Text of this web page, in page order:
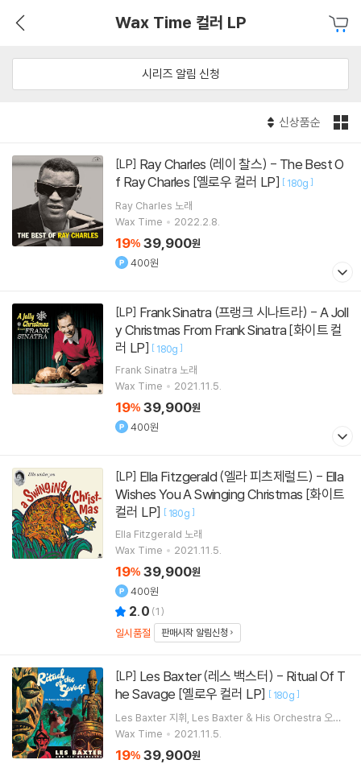
Wax Time 컬러 LP
시리즈 알림 신청
신상품순
[LP]
f Ray Charles [옐로우 컬러 LP] [ 180g ]
Ray Charles 노래
Wax Time
2022.2.8.
19% 39,900원
400원
[LP]
y Christmas From Frank Sinatra [화이트 컬
러 LP] [ 180g ]
Frank Sinatra 노래
Wax Time
2021.11.5.
19% 39,900원
400원
[LP]
Wishes You A Swinging Christmas [화이트
컬러 LP] [ 180g ]
Ella Fitzgerald 노래
Wax Time
2021.11.5.
19% 39,900원
400원
2.0 (1)
일시품절
판매시작 알림신청
[LP]
he Savage [옐로우 컬러 LP] [ 180g ]
Les Baxter 지휘 Les Baxter & His Orchestra 오케
스트라
Wax Time 2021.11.5.
19% 39,900원